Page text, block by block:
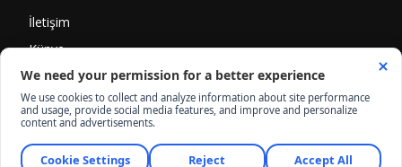
İletişim
Künye
Gizlilik Politikası
Çerez Kullanımı